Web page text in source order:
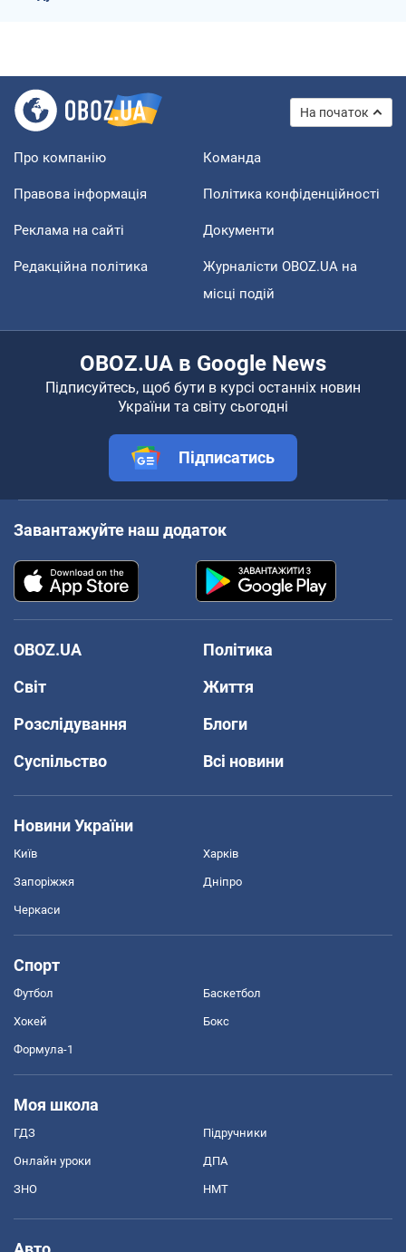
На початок
Про компанію Команда
Правова інформація Політика конфіденційності
Реклама на сайті Документи
Редакційна політика
Журналісти OBOZ.UA на
місці подій
OBOZ.UA в Google News
Підписуйтесь, щоб бути в курсі останніх новин
України та світу сьогодні
Підписатись
Завантажуйте наш додаток
OBOZ.UA
Політика
Світ
Життя
Розслідування
Блоги
Суспільство
Всі новини
Новини України
Київ Харків
Запоріжжя Дніпро
Черкаси
Спорт
Футбол Баскетбол
Хокей Бокс
Формула-1
Моя школа
ГДЗ Підручники
Онлайн уроки ДПА
ЗНО НМТ